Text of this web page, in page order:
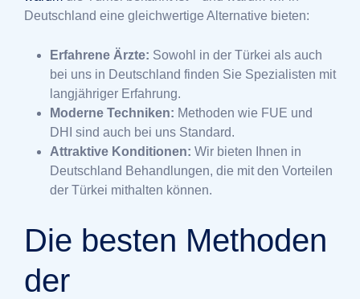
Deutschland eine gleichwertige Alternative bieten:
Erfahrene Ärzte: Sowohl in der Türkei als auch
bei uns in Deutschland finden Sie Spezialisten mit
langjähriger Erfahrung.
Moderne Techniken: Methoden wie FUE und
DHI sind auch bei uns Standard.
Attraktive Konditionen: Wir bieten Ihnen in
Deutschland Behandlungen, die mit den Vorteilen
der Türkei mithalten können.
Die besten Methoden
der